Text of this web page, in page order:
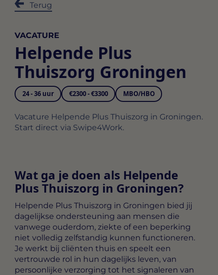
Terug
VACATURE
Helpende Plus
Thuiszorg Groningen
24 - 36 uur €2300 - €3300 MBO/HBO
Vacature Helpende Plus Thuiszorg in Groningen.
Start direct via Swipe4Work.
Wat ga je doen als Helpende
Plus Thuiszorg in Groningen?
Helpende Plus Thuiszorg in Groningen bied jij
dagelijkse ondersteuning aan mensen die
vanwege ouderdom, ziekte of een beperking
niet volledig zelfstandig kunnen functioneren.
Je werkt bij cliënten thuis en speelt een
vertrouwde rol in hun dagelijks leven, van
persoonlijke verzorging tot het signaleren van